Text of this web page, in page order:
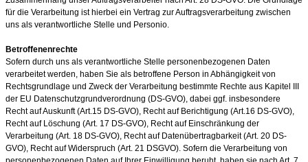
für die Verarbeitung ist hierbei ein Vertrag zur Auftragsverarbeitung zwischen
uns als verantwortliche Stelle und Personio.
Betroffenenrechte
Sofern durch uns als verantwortliche Stelle personenbezogenen Daten
verarbeitet werden, haben Sie als betroffene Person in Abhängigkeit von
Rechtsgrundlage und Zweck der Verarbeitung bestimmte Rechte aus Kapitel III
der EU Datenschutzgrundverordnung (DS-GVO), dabei ggf. insbesondere
Recht auf Auskunft (Art.15 DS-GVO), Recht auf Berichtigung (Art.16 DS-GVO),
Recht auf Löschung (Art. 17 DS-GVO), Recht auf Einschränkung der
Verarbeitung (Art. 18 DS-GVO), Recht auf Datenübertragbarkeit (Art. 20 DS-
GVO), Recht auf Widerspruch (Art. 21 DSGVO). Sofern die Verarbeitung von